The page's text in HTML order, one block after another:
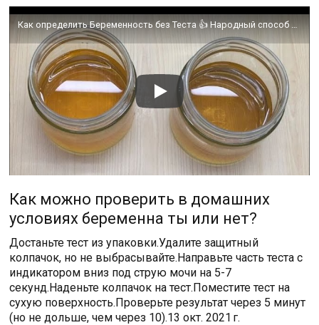
Как определить Беременность без Теста 👍 Народный способ проверки Беременности 👍#Shorts
Как можно проверить в домашних
условиях беременна ты или нет?
Достаньте тест из упаковки.Удалите защитный
колпачок, но не выбрасывайте.Направьте часть теста с
индикатором вниз под струю мочи на 5-7
секунд.Наденьте колпачок на тест.Поместите тест на
сухую поверхность.Проверьте результат через 5 минут
(но не дольше, чем через 10).13 окт. 2021 г.